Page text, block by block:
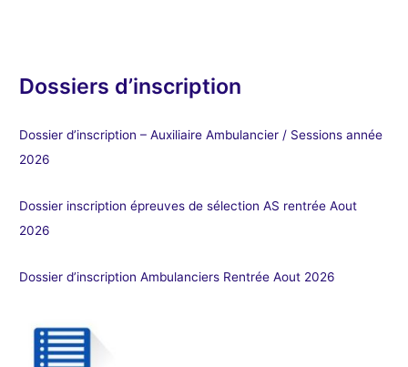
Dossiers d’inscription
Dossier d’inscription – Auxiliaire Ambulancier / Sessions année
2026
Dossier inscription épreuves de sélection AS rentrée Aout
2026
Dossier d’inscription Ambulanciers Rentrée Aout 2026